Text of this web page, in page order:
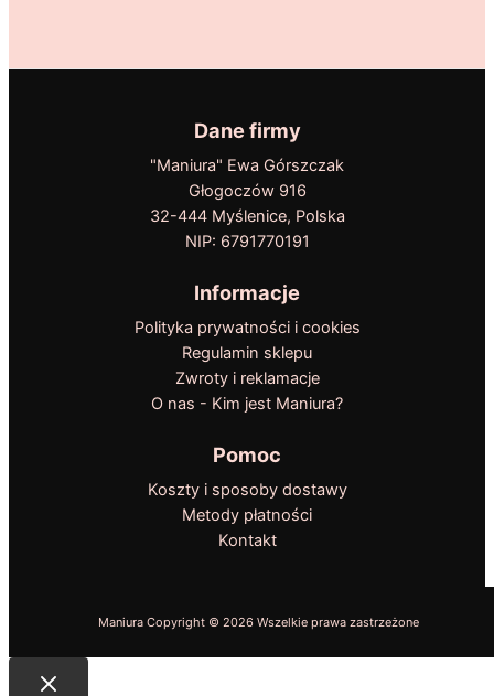
Dane firmy
"Maniura" Ewa Górszczak
Głogoczów 916
32-444 Myślenice, Polska
NIP: 6791770191
Informacje
Polityka prywatności i cookies
Regulamin sklepu
Zwroty i reklamacje
O nas - Kim jest Maniura?
Pomoc
Koszty i sposoby dostawy
Metody płatności
Kontakt